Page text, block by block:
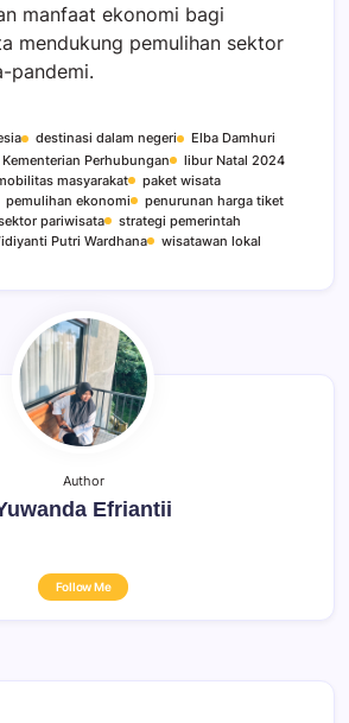
manfaat ekonomi bagi
mendukung pemulihan sektor
pandemi.
destinasi dalam negeri
Elba Damhuri
Kementerian Perhubungan
libur Natal 2024
masyarakat
paket wisata
pemulihan ekonomi
penurunan harga tiket
pariwisata
strategi pemerintah
Putri Wardhana wisatawan lokal
Author
Efriantii
Follow Me